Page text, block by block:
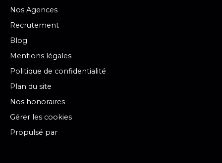
Nos Agences
Recrutement
Blog
Mentions légales
Politique de confidentialité
Plan du site
Nos honoraires
Gérer les cookies
Propulsé par